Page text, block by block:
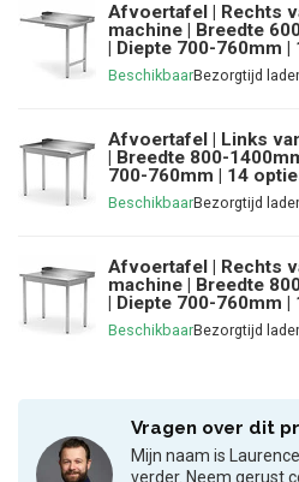
Afvoertafel | Rechts
machine | Breedte
| Diepte 700-760mm |
Beschikbaar
Afvoertafel | Links
| Breedte 800-
700-760mm | 14
Beschikbaar
Afvoertafel | Rechts
machine | Breedte
| Diepte 700-760mm |
Beschikbaar
Vragen over dit
Mijn naam is
verder. Neem gerust